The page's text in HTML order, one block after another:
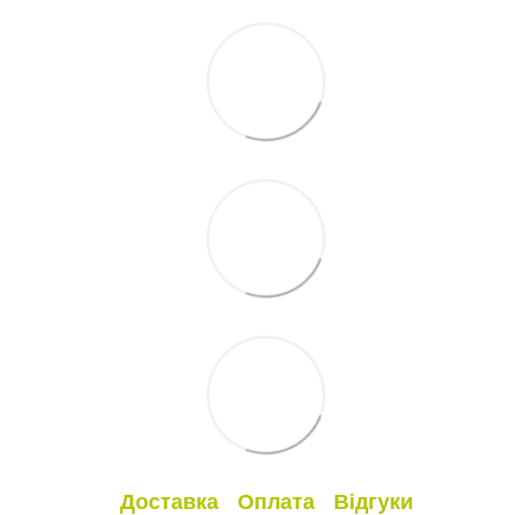
Доставка Оплата Відгуки